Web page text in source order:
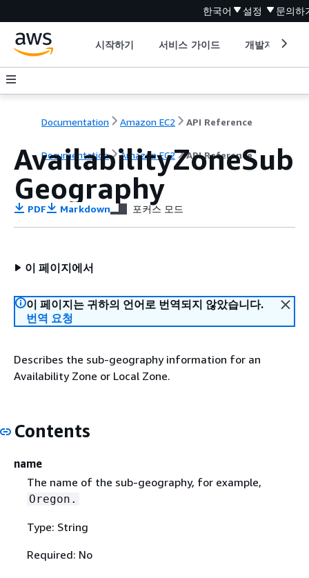
한국어 설정 문의하
시작하기 서비스 가이드 개발자 도구
Documentation Amazon EC2 API Reference
Documentation Amazon EC2 API Reference
AvailabilityZoneSub
Geography
PDF Markdown 포커스 모드
이 페이지에서
이 페이지는 귀하의 언어로 번역되지 않았습니다.
번역 요청
Describes the sub-geography information for an
Availability Zone or Local Zone.
Contents
name
The name of the sub-geography, for example,
Oregon.
Type: String
Required: No